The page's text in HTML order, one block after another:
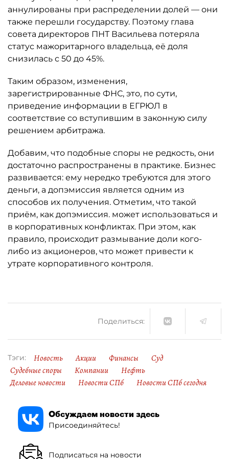
аннулированы при распределении долей — они
также перешли государству. Поэтому глава
совета директоров ПНТ Васильева потеряла
статус мажоритарного владельца, её доля
снизилась с 50 до 45%.
Таким образом, изменения,
зарегистрированные ФНС, это, по сути,
приведение информации в ЕГРЮЛ в
соответствие со вступившим в законную силу
решением арбитража.
Добавим, что подобные споры не редкость, они
достаточно распространены в практике. Бизнес
развивается: ему нередко требуются для этого
деньги, а допэмиссия является одним из
способов их получения. Отметим, что такой
приём, как допэмиссия. может использоваться и
в корпоративных конфликтах. При этом, как
правило, происходит размывание доли кого-
либо из акционеров, что может привести к
утрате корпоративного контроля.
Поделиться:
Тэги: Новость Акции Финансы
Суд
Судебные споры
Компании
Нефть
Деловые новости
Новости СПб Новости СПб сегодня
Обсуждаем новости здесь
Присоединяйтесь!
Подписаться на новости